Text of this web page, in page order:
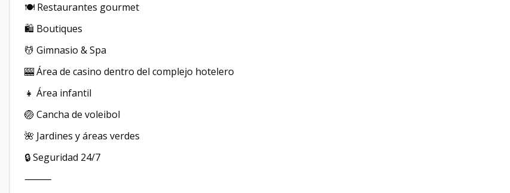
🍽️ Restaurantes gourmet
🛍️ Boutiques
💆 Gimnasio & Spa
🎰 Área de casino dentro del complejo hotelero
👧 Área infantil
🏐 Cancha de voleibol
🌺 Jardines y áreas verdes
🔒 Seguridad 24/7
⸻